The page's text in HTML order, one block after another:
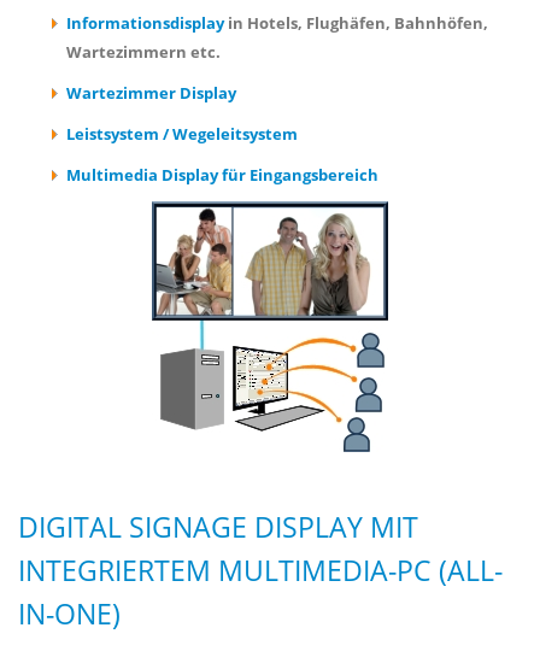
Informationsdisplayin Hotels, Flughäfen, Bahnhöfen,
Wartezimmern etc.
Wartezimmer Display
Leistsystem / Wegeleitsystem
Multimedia Display für Eingangsbereich
DIGITAL SIGNAGE DISPLAY MIT
INTEGRIERTEM MULTIMEDIA-PC (ALL-
IN-ONE)